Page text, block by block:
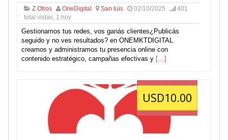
Z Otros OneDigital San luis 02/10/2025
401
total vistas, 1 hoy
Gestionamos tus redes, vos ganás clientes¿Publicás
seguido y no ves resultados? en ONEMKTDIGITAL
creamos y administramos tu presencia online con
contenido estratégico, campañas efectivas y […]
USD10.00